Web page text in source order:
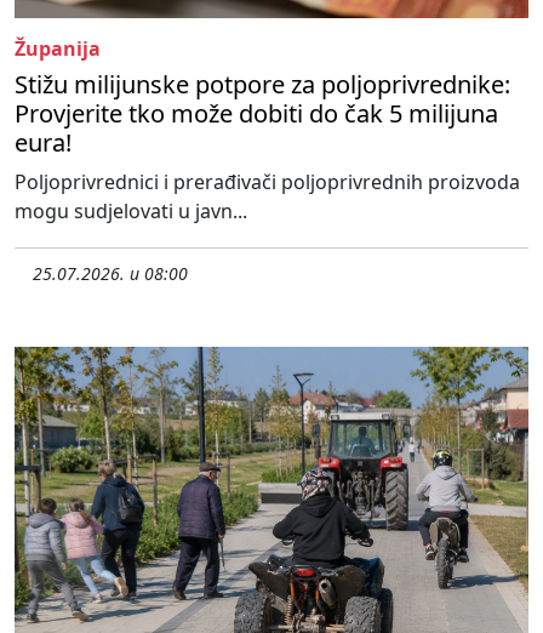
Županija
Stižu milijunske potpore za poljoprivrednike:
Provjerite tko može dobiti do čak 5 milijuna
eura!
Poljoprivrednici i prerađivači poljoprivrednih proizvoda
mogu sudjelovati u javn...
25.07.2026. u 08:00